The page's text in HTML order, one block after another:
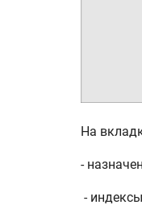
На
-
-